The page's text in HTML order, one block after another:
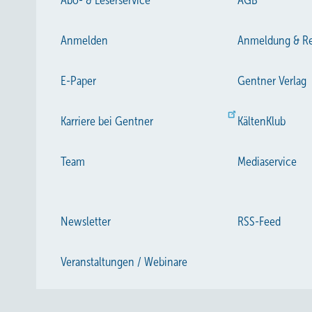
Eigenschaften. In Hinblick auf die Verwendung
zur temperaturbedingten Versteifung. Ihr
PUR-Werkstoff einwirken dürfen.
Anmelden Anmeldung &
E-Paper Gentner Verlag
Karriere bei Gentner KältenKlub
Team Mediaservice
Newsletter RSS-Feed
Veranstaltungen / Webinare